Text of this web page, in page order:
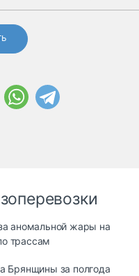
аномальной жары на
трассам
Брянщины за полгода